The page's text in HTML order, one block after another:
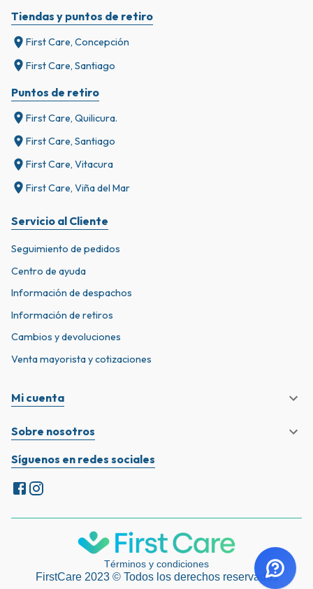
Tiendas y puntos de retiro
First Care, Concepción
First Care, Santiago
Puntos de retiro
First Care, Quilicura.
First Care, Santiago
First Care, Vitacura
First Care, Viña del Mar
Servicio al Cliente
Seguimiento de pedidos
Centro de ayuda
Información de despachos
Información de retiros
Cambios y devoluciones
Venta mayorista y cotizaciones
Mi cuenta
Sobre nosotros
Síguenos en redes sociales
Términos y condiciones
FirstCare 2023 © Todos los derechos reservados